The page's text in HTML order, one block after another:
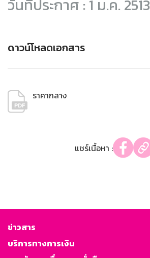
วันที่ประกาศ : 1 ม.ค. 2513
ดาวน์โหลดเอกสาร
ราคากลาง
แชร์เนื้อหา :
ข่าวสาร
บริการทางการเงิน